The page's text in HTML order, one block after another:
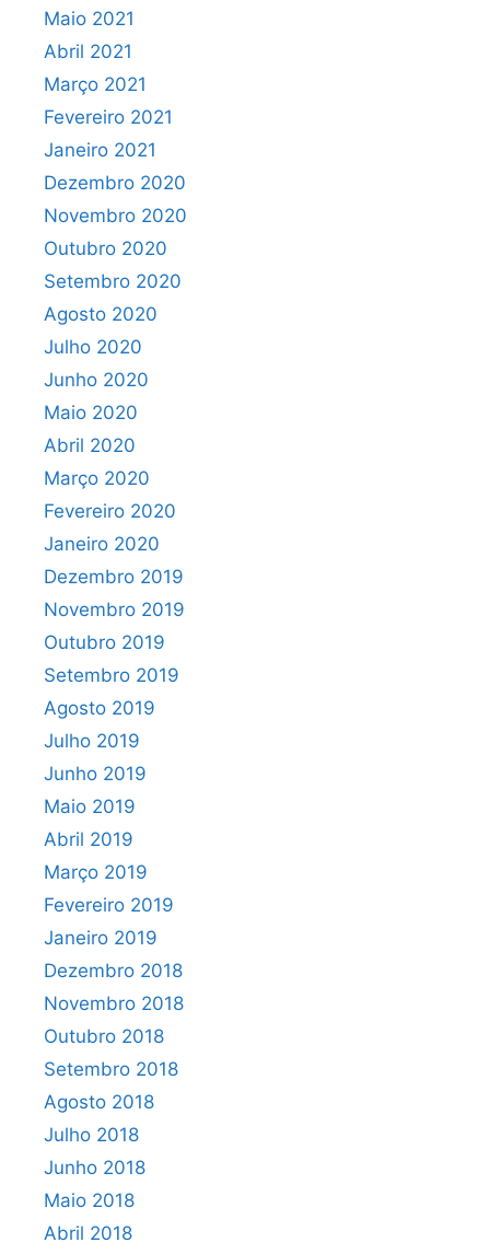
Maio 2021
Abril 2021
Março 2021
Fevereiro 2021
Janeiro 2021
Dezembro 2020
Novembro 2020
Outubro 2020
Setembro 2020
Agosto 2020
Julho 2020
Junho 2020
Maio 2020
Abril 2020
Março 2020
Fevereiro 2020
Janeiro 2020
Dezembro 2019
Novembro 2019
Outubro 2019
Setembro 2019
Agosto 2019
Julho 2019
Junho 2019
Maio 2019
Abril 2019
Março 2019
Fevereiro 2019
Janeiro 2019
Dezembro 2018
Novembro 2018
Outubro 2018
Setembro 2018
Agosto 2018
Julho 2018
Junho 2018
Maio 2018
Abril 2018